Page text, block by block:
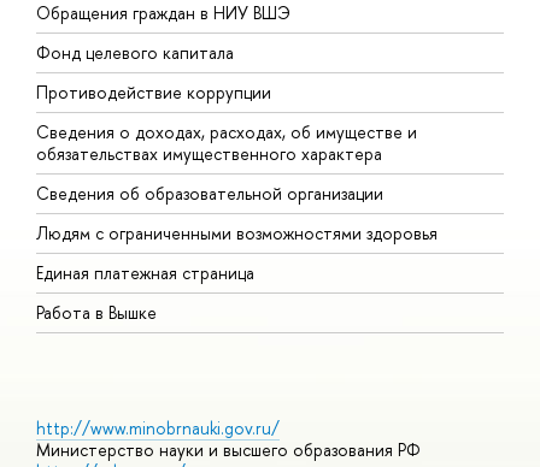
Обращения граждан в НИУ ВШЭ
Фонд целевого капитала
Противодействие коррупции
Сведения о доходах, расходах, об имуществе и
обязательствах имущественного характера
Сведения об образовательной организации
Людям с ограниченными возможностями здоровья
Единая платежная страница
Работа в Вышке
http://www.minobrnauki.gov.ru/
Министерство науки и высшего образования РФ